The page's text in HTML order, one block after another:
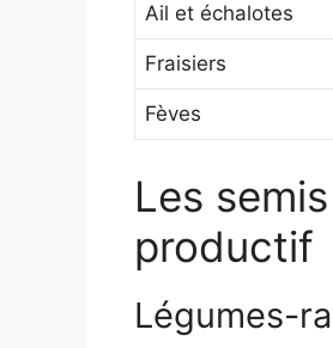
Ail et échalotes
Fraisiers
Fèves
Les
productif
Légumes-